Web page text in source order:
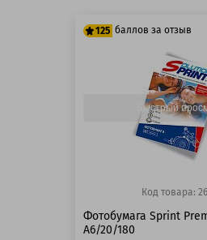
125 баллов за отзыв
125 баллов
125 баллов
Быстрый
Код товара:
Фотобумага Sprint
A6/20/180